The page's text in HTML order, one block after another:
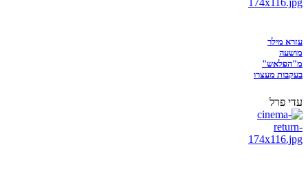
עזרא מילר
מושעה
מ"הפלאש"
בעקבות מעצרו
עדי פרל